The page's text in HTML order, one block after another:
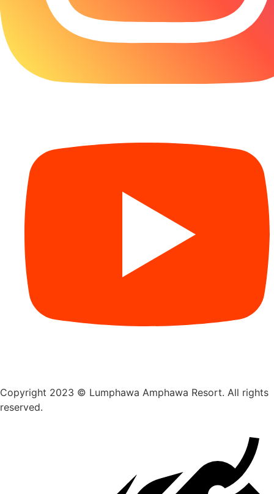
Copyright 2023 © Lumphawa Amphawa Resort. All rights
reserved.